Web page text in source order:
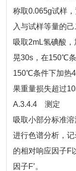
称取0.065g试样
入与试样等量的
吸取2mL氢碘酸
晃30s，在150℃
150℃条件下加热
果重量损失超过
A.3.4.4 测定
吸取小部分标准
进行色谱分析，
的相对响应因子F
因子F’。